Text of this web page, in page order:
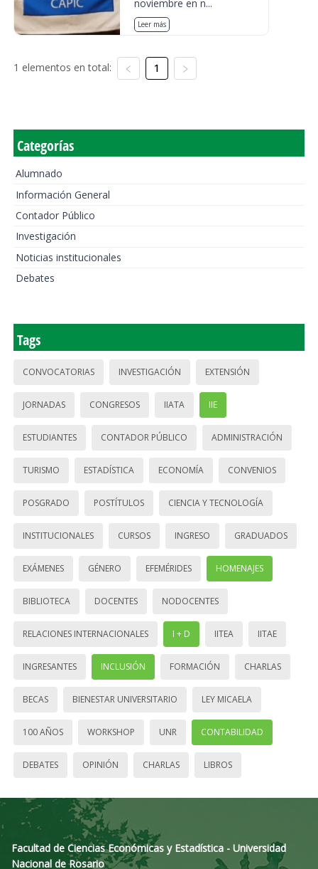
noviembre en n...
Leer más
1 elementos en total: 1
Categorías
Alumnado
Información General
Contador Público
Investigación
Noticias institucionales
Debates
Tags
CONVOCATORIAS INVESTIGACIÓN EXTENSIÓN
JORNADAS CONGRESOS IIATA IIE
ESTUDIANTES CONTADOR PÚBLICO ADMINISTRACIÓN
TURISMO ESTADÍSTICA ECONOMÍA CONVENIOS
POSGRADO POSTÍTULOS CIENCIA Y TECNOLOGÍA
INSTITUCIONALES CURSOS INGRESO GRADUADOS
EXÁMENES GÉNERO EFEMÉRIDES HOMENAJES
BIBLIOTECA DOCENTES NODOCENTES
RELACIONES INTERNACIONALES I + D IITEA IITAE
INGRESANTES INCLUSIÓN FORMACIÓN CHARLAS
BECAS BIENESTAR UNIVERSITARIO LEY MICAELA
100 AÑOS WORKSHOP UNR CONTABILIDAD
DEBATES OPINIÓN CHARLAS LIBROS
Facultad de Ciencias Económicas y Estadística - Universidad
Nacional de Rosario